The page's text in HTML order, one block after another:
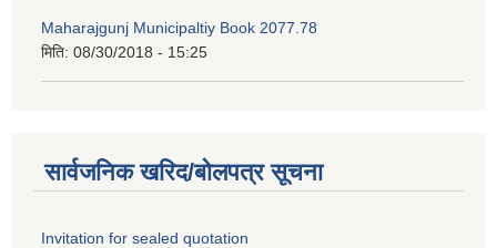
Maharajgunj Municipaltiy Book 2077.78
मिति: 08/30/2018 - 15:25
सार्वजनिक खरिद/बोलपत्र सूचना
Invitation for sealed quotation